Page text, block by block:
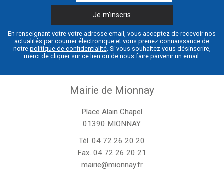
En renseignant votre votre adresse email, vous acceptez de recevoir nos
actualités par courrier électronique et vous prenez connaissance de
notre politique de confidentialité. Si vous souhaitez vous désinscrire,
merci de cliquer surce lien ou de nous faire parvenir un email.
Mairie de Mionnay
Place Alain Chapel
01390 MIONNAY
Tél. 04 72 26 20 20
Fax. 04 72 26 20 21
mairie@mionnay.fr